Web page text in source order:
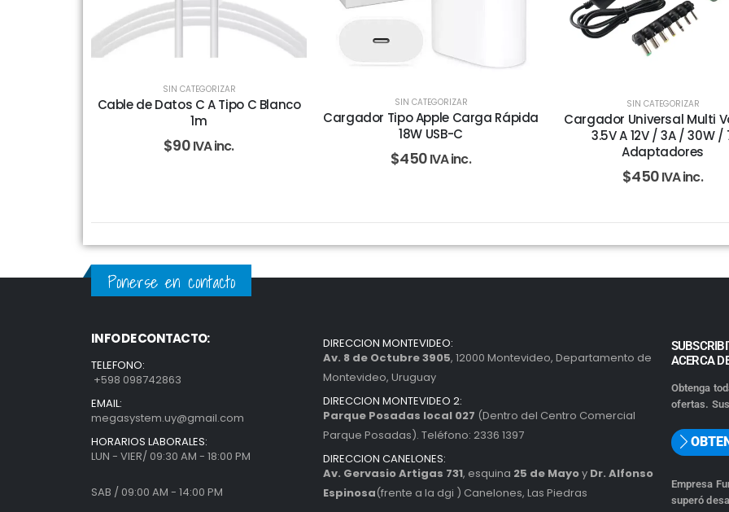
SIN CATEGORIZAR
Cable de Datos C A Tipo C Blanco
1m
$90IVA inc.
SIN CATEGORIZAR
Cargador Tipo Apple Carga Rápida
18W USB-C
$450IVA inc.
SIN CATEGORIZAR
Cargador Universal Multi
3.5V A 12V / 3A / 30W /
Adaptadores
$450IVA inc.
Ponerse en contacto
INFO DE CONTACTO:
TELEFONO:
+598 098742863
EMAIL:
megasystem.uy@gmail.com
HORARIOS LABORALES:
LUN - VIER/ 09:30 AM - 18:00 PM
SAB / 09:00 AM - 14:00 PM
DIRECCION MONTEVIDEO:
Av. 8 de Octubre 3905, 12000 Montevideo, Departamento de
Montevideo, Uruguay
DIRECCION MONTEVIDEO 2:
Parque Posadas local 027 (Dentro del Centro Comercial
Parque Posadas). Teléfono: 2336 1397
DIRECCION CANELONES:
Av. Gervasio Artigas 731, esquina 25 de Mayoy Dr. Alfonso
Espinosa(frente a la dgi ) Canelones, Las Piedras
ACERCA
Obtenga
ofertas.
Empresa
superó